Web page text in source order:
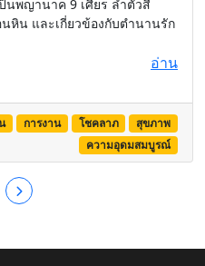
หิน และเกี่ยวข้องกับตำนานรัก
อ่าน
การงาน โชคลาภ
สุขภาพ
ความอุดมสมบูรณ์